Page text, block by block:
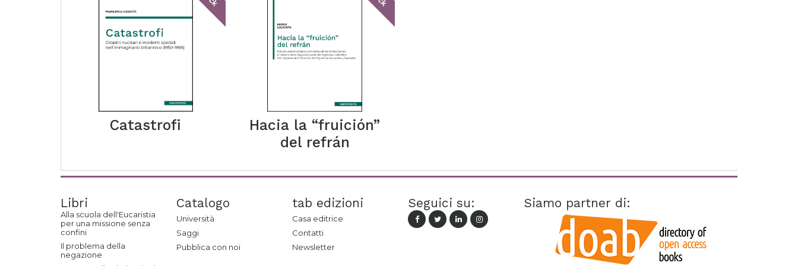
Catastrofi
Hacia la “fruición”
del refrán
Libri
Alla scuola dell'Eucaristia
per una missione senza
confini
Il problema della
negazione
Catalogo
Università
Saggi
Pubblica con noi
tab edizioni
Casa editrice
Contatti
Newsletter
Seguici su: Siamo partner di: